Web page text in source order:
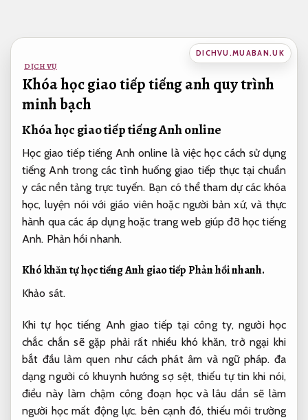
nội
DICHVU.MUABAN.UK
DỊCH VỤ
Khóa học giao tiếp tiếng anh quy trình
minh bạch
Khóa học giao tiếp tiếng Anh online
Học giao tiếp tiếng Anh online là việc học cách sử dụng
tiếng Anh trong các tình huống giao tiếp thực tại chuẩn
y các nền tảng trực tuyến. Bạn có thể tham dự các khóa
học, luyện nói với giáo viên hoặc người bản xứ, và thực
hành qua các áp dụng hoặc trang web giúp đỡ học tiếng
Anh. Phản hồi nhanh.
Khó khăn tự học tiếng Anh giao tiếpPhản hồi nhanh.
Khảo sát.
Khi tự học tiếng Anh giao tiếp tại công ty, người học
chắc chắn sẽ gặp phải rất nhiều khó khăn, trở ngại khi
bắt đầu làm quen như cách phát âm và ngữ pháp. đa
dạng người có khuynh hướng sợ sệt, thiếu tự tin khi nói,
điều này làm chậm công đoạn học và lâu dần sẽ làm
người học mất động lực. bên cạnh đó, thiếu môi trường